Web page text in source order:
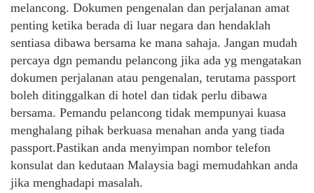
melancong. Dokumen pengenalan dan perjalanan amat
penting ketika berada di luar negara dan hendaklah
sentiasa dibawa bersama ke mana sahaja. Jangan mudah
percaya dgn pemandu pelancong jika ada yg mengatakan
dokumen perjalanan atau pengenalan, terutama passport
boleh ditinggalkan di hotel dan tidak perlu dibawa
bersama. Pemandu pelancong tidak mempunyai kuasa
menghalang pihak berkuasa menahan anda yang tiada
passport.Pastikan anda menyimpan nombor telefon
konsulat dan kedutaan Malaysia bagi memudahkan anda
jika menghadapi masalah.